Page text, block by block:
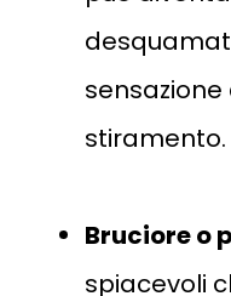
stiramento.
Bruciore o
spiacevoli